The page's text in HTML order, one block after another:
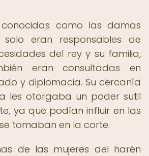
conocidas como las damas
eran responsables de
del rey y su familia,
eran consultadas en
y diplomacia. Su cercanía
les otorgaba un poder sutil
ya que podían influir en las
tomaban en la corte.
de las mujeres del harén